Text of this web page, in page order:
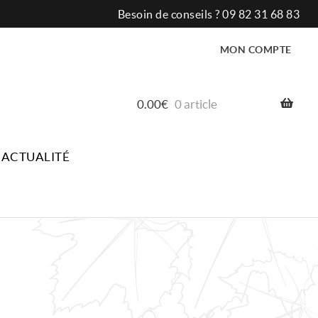
Besoin de conseils ? 09 82 31 68 83
MON COMPTE
0.00€ 0 article
ACTUALITÉ